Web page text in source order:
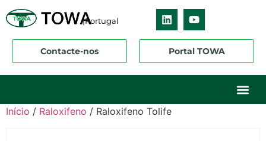
|Portugal
Contacte-nos Portal TOWA
Início / Raloxifeno / Raloxifeno Tolife